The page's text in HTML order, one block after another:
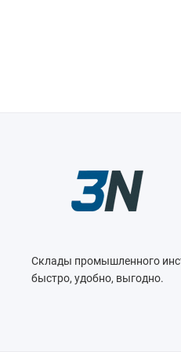
Склады промышленного
быстро, удобно, выгодно.